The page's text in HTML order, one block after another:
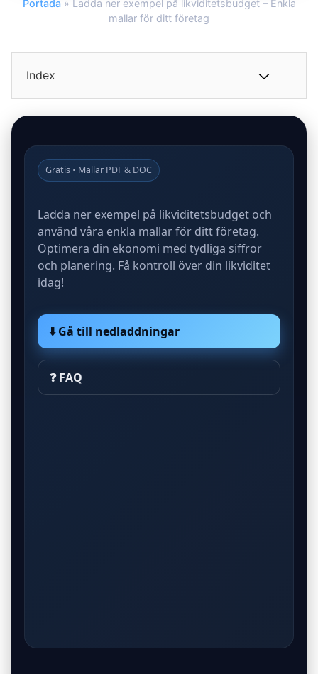
Portada» Ladda ner exempel på likviditetsbudget – Enkla
mallar för ditt företag
Index
Gratis • Mallar PDF & DOC
Ladda ner exempel på likviditetsbudget och
använd våra enkla mallar för ditt företag.
Optimera din ekonomi med tydliga siffror
och planering. Få kontroll över din likviditet
idag!
⬇️ Gå till nedladdningar
❓ FAQ